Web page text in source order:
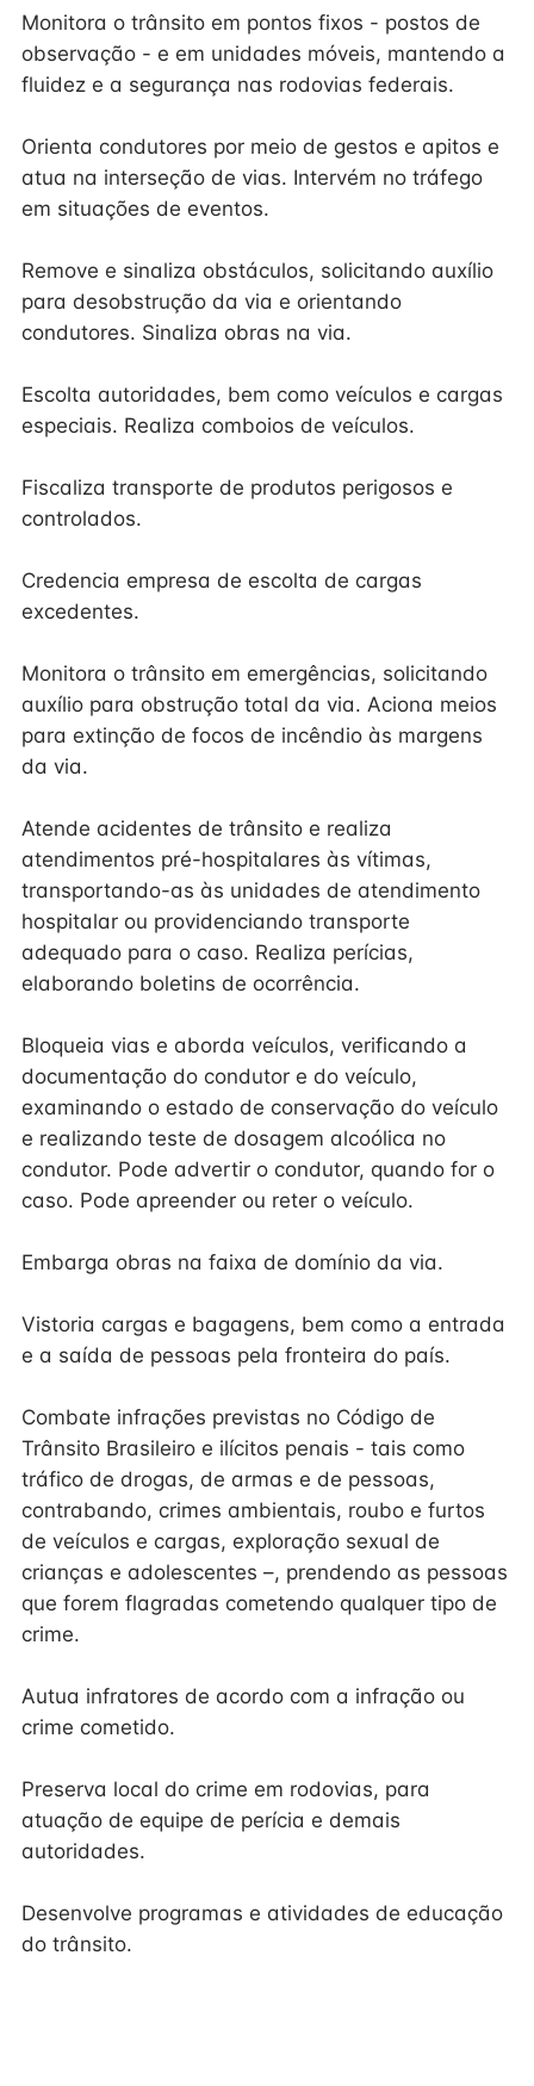
Monitora o trânsito em pontos fixos - postos de
observação - e em unidades móveis, mantendo a
fluidez e a segurança nas rodovias federais.
Orienta condutores por meio de gestos e apitos e
atua na interseção de vias. Intervém no tráfego
em situações de eventos.
Remove e sinaliza obstáculos, solicitando auxílio
para desobstrução da via e orientando
condutores. Sinaliza obras na via.
Escolta autoridades, bem como veículos e cargas
especiais. Realiza comboios de veículos.
Fiscaliza transporte de produtos perigosos e
controlados.
Credencia empresa de escolta de cargas
excedentes.
Monitora o trânsito em emergências, solicitando
auxílio para obstrução total da via. Aciona meios
para extinção de focos de incêndio às margens
da via.
Atende acidentes de trânsito e realiza
atendimentos pré-hospitalares às vítimas,
transportando-as às unidades de atendimento
hospitalar ou providenciando transporte
adequado para o caso. Realiza perícias,
elaborando boletins de ocorrência.
Bloqueia vias e aborda veículos, verificando a
documentação do condutor e do veículo,
examinando o estado de conservação do veículo
e realizando teste de dosagem alcoólica no
condutor. Pode advertir o condutor, quando for o
caso. Pode apreender ou reter o veículo.
Embarga obras na faixa de domínio da via.
Vistoria cargas e bagagens, bem como a entrada
e a saída de pessoas pela fronteira do país.
Combate infrações previstas no Código de
Trânsito Brasileiro e ilícitos penais - tais como
tráfico de drogas, de armas e de pessoas,
contrabando, crimes ambientais, roubo e furtos
de veículos e cargas, exploração sexual de
crianças e adolescentes –, prendendo as pessoas
que forem flagradas cometendo qualquer tipo de
crime.
Autua infratores de acordo com a infração ou
crime cometido.
Preserva local do crime em rodovias, para
atuação de equipe de perícia e demais
autoridades.
Desenvolve programas e atividades de educação
do trânsito.